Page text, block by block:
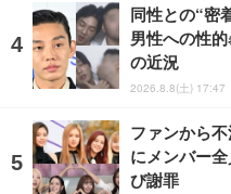
同性との“密
男性への性
の近況
2026.8.8(土) 17:47
ファンから
にメンバー
び謝罪